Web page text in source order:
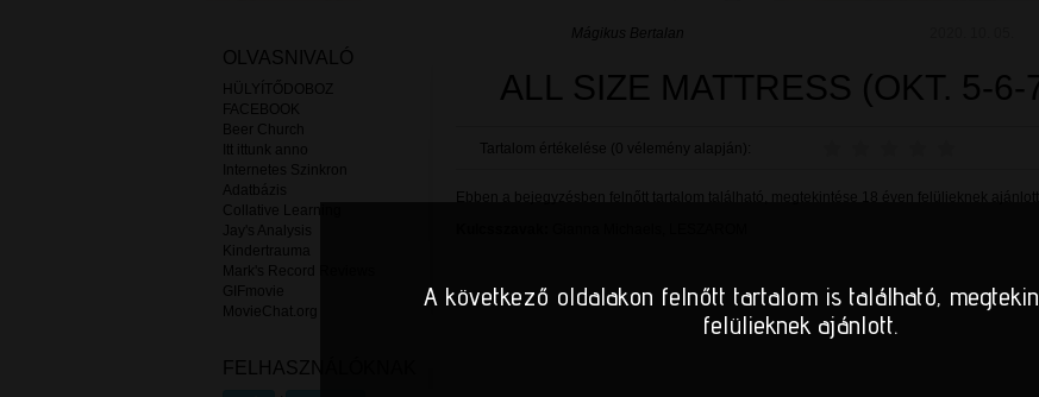
Mágikus Bertalan
ALL SIZE MATTRESS (OKT. 5-6-
Tartalom értékelése (0 vélemény alapján):
Ebben a bejegyzésben felnőtt tartalom található, megtekintése 18 éven felülieknek ajánlott.
OLVASNIVALÓ
HÜLYÍTŐDOBOZ
FACEBOOK
Beer Church
Itt ittunk anno
Internetes Szinkron
Adatbázis
Collative Learning
Jay's Analysis
Kindertrauma
Mark's Record Reviews
GIFmovie
MovieChat.org
FELHASZNÁLÓKNAK
A következő oldalakon felnőtt tartalom is található,
felülieknek ajánlott.